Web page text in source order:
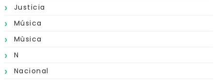
Justicia
Música
Mùsica
N
Nacional